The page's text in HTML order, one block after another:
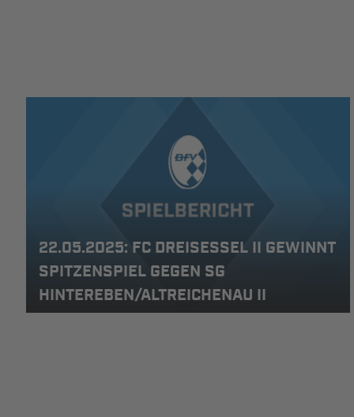
22.05.2025: FC DREISESSEL II GEWINNT
SPITZENSPIEL GEGEN SG
HINTEREBEN/ALTREICHENAU II